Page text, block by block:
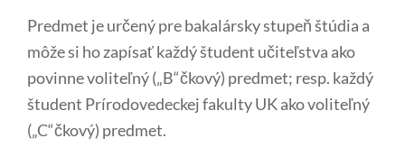
Predmet je určený pre bakalársky stupeň štúdia a
môže si ho zapísať každý študent učiteľstva ako
povinne voliteľný („B“čkový) predmet; resp. každý
študent Prírodovedeckej fakulty UK ako voliteľný
(„C“čkový) predmet.